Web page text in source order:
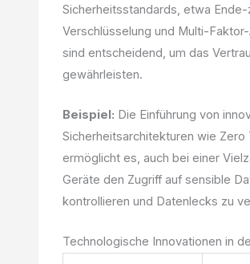
Sicherheitsstandards, etwa
Verschlüsselung und Multi-
sind entscheidend, um das
gewährleisten.
Beispiel: Die Einführung von
Sicherheitsarchitekturen wie Zero
ermöglicht es, auch bei einer
Geräte den Zugriff auf sensible
kontrollieren und Datenlecks zu
Technologische Innovationen in